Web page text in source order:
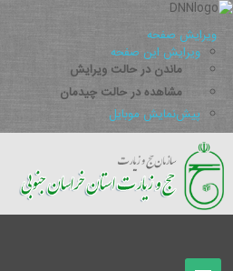
ویرایش صفحه
ویرایش این صفحه
ماندن در حالت ویرایش
مشاهده در حالت چیدمان
پیش‌نمایش موبایل